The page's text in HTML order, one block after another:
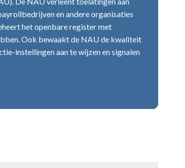
en andere organisaties
het openbare register met
Ook bewaakt de NAU de kwaliteit
instellingen aan te wijzen en signalen